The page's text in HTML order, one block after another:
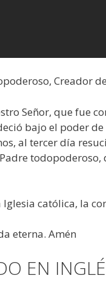
Creador
Señor, que fue
bajo el poder
al tercer día
católica, la
eterna. Amén
EN